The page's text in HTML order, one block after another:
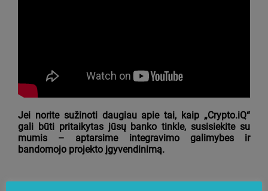
Jei norite sužinoti daugiau apie tai, kaip „Crypto.iQ“
gali būti pritaikytas jūsų banko tinkle, susisiekite su
mumis – aptarsime integravimo galimybes ir
bandomojo projekto įgyvendinimą.